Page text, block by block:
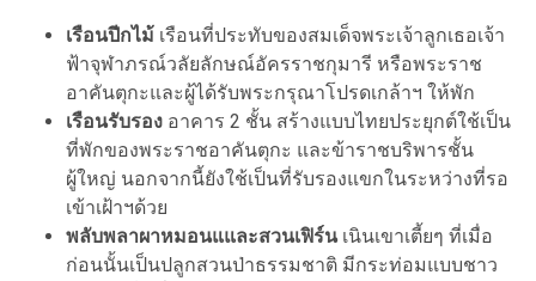
เรือนปีกไม้ เรือนที่ประทับของสมเด็จพระเจ้าลูกเธอเจ้า
ฟ้าจุฬาภรณ์วลัยลักษณ์อัครราชกุมารี หรือพระราช
อาคันตุกะและผู้ได้รับพระกรุณาโปรดเกล้าฯ ให้พัก
เรือนรับรอง อาคาร 2 ชั้น สร้างแบบไทยประยุกต์ใช้เป็น
ที่พักของพระราชอาคันตุกะ และข้าราชบริพารชั้น
ผู้ใหญ่ นอกจากนี้ยังใช้เป็นที่รับรองแขกในระหว่างที่รอ
เข้าเฝ้าฯด้วย
พลับพลาผาหมอนแและสวนเฟิร์นเนินเขาเตี้ยๆ ที่เมื่อ
ก่อนนั้นเป็นปลูกสวนป่าธรรมชาติ มีกระท่อมแบบชาว